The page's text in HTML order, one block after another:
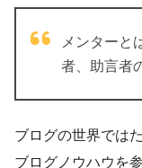
メンターと
者、助言者
ブログの世界では
ブログノウハウを